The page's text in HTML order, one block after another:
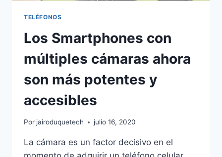
TELÉFONOS
Los Smartphones con
múltiples cámaras ahora
son más potentes y
accesibles
Por jairoduquetech julio 16, 2020
La cámara es un factor decisivo en el